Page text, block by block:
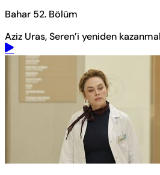
Bahar 52. Bölüm
Aziz Uras, Seren’i yeniden